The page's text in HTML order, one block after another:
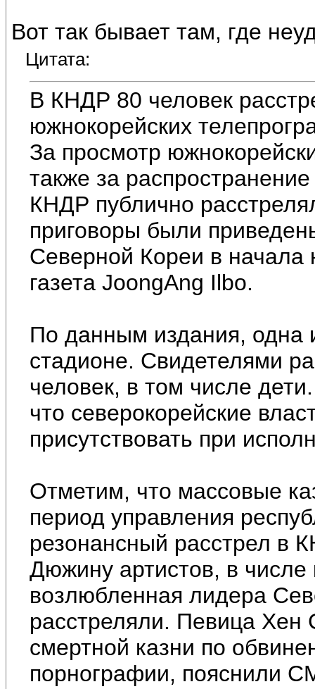
Вот так бывает там, где
Цитата:
В КНДР 80 человек
южнокорейских
За просмотр
также за
КНДР публично
приговоры были
Северной Кореи в начала
газета JoongAng Ilbo.
По данным издания, одна
стадионе. Свидетелями
человек, в том числе
что северокорейские
присутствовать при
Отметим, что массовые
период управления
резонансный расстрел в
Дюжину артистов, в
возлюбленная лидера
расстреляли. Певица Хен
смертной казни по
порнографии, пояснили